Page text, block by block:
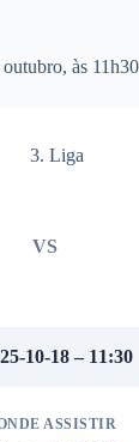
às
3. Liga
VS
10-18 – 11:30
ASSISTIR